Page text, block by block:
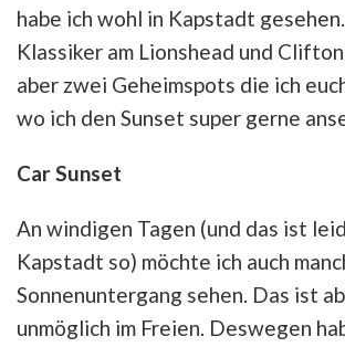
habe ich wohl in Kapstadt
Klassiker am Lionshead und
aber zwei Geheimspots die ich
wo ich den Sunset super gerne
Car Sunset
An windigen Tagen (und das ist
Kapstadt so) möchte ich auch
Sonnenuntergang sehen. Das ist
unmöglich im Freien. Deswegen